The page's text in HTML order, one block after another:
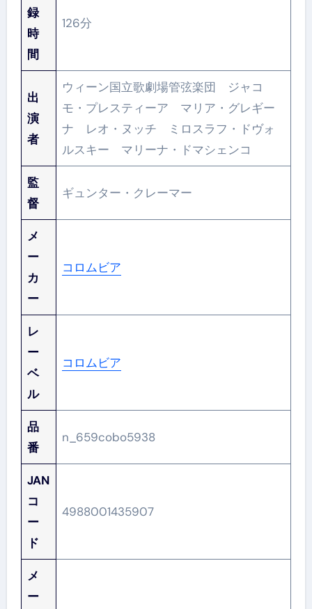
録
時
間
126分
出
演
者
ウィーン国立歌劇場管弦楽団 ジャコ
モ・プレスティーア マリア・グレギー
ナ レオ・ヌッチ ミロスラフ・ドヴォ
ルスキー マリーナ・ドマシェンコ
監
督
ギュンター・クレーマー
メ
ー
カ
ー
コロムビア
レ
ー
ベ
ル
コロムビア
品
番
n_659cobo5938
JAN
コ
ー
ド
4988001435907
メ
ー